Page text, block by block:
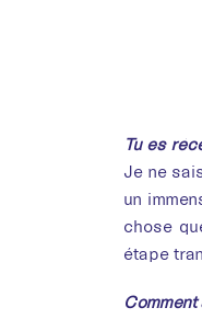
Tu es
Je ne
un
chose
étape